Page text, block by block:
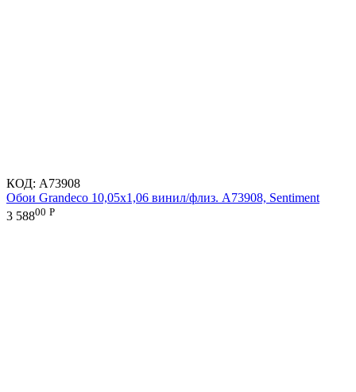
КОД: A73908
Обои Grandeco 10,05х1,06 винил/флиз. A73908, Sentiment
3 58800 Р